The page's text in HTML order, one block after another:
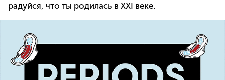
радуйся, что ты родилась в XXI веке.